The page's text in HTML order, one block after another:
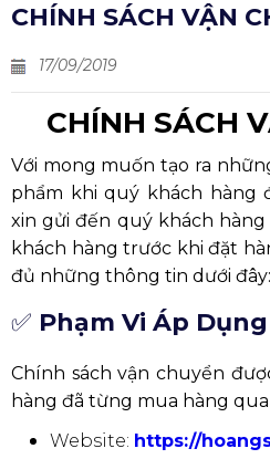
CHÍNH SÁCH VẬN
17/09/2019
CHÍNH SÁCH
Với mong muốn tạo ra
phẩm khi quý khách hàng
xin gửi đến quý khách
khách hàng trước khi đặt
đủ những thông tin dưới đây:
✅ Phạm Vi Áp Dụng
Chính sách vận chuyển
hàng đã từng mua hàng qua
Website: https://